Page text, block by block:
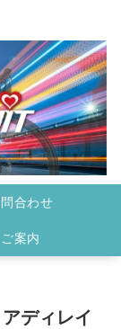
合わせ
ご案内
ディレイ